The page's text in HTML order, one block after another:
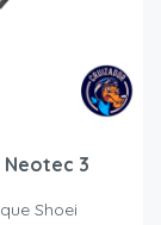
Neotec 3
Shoei